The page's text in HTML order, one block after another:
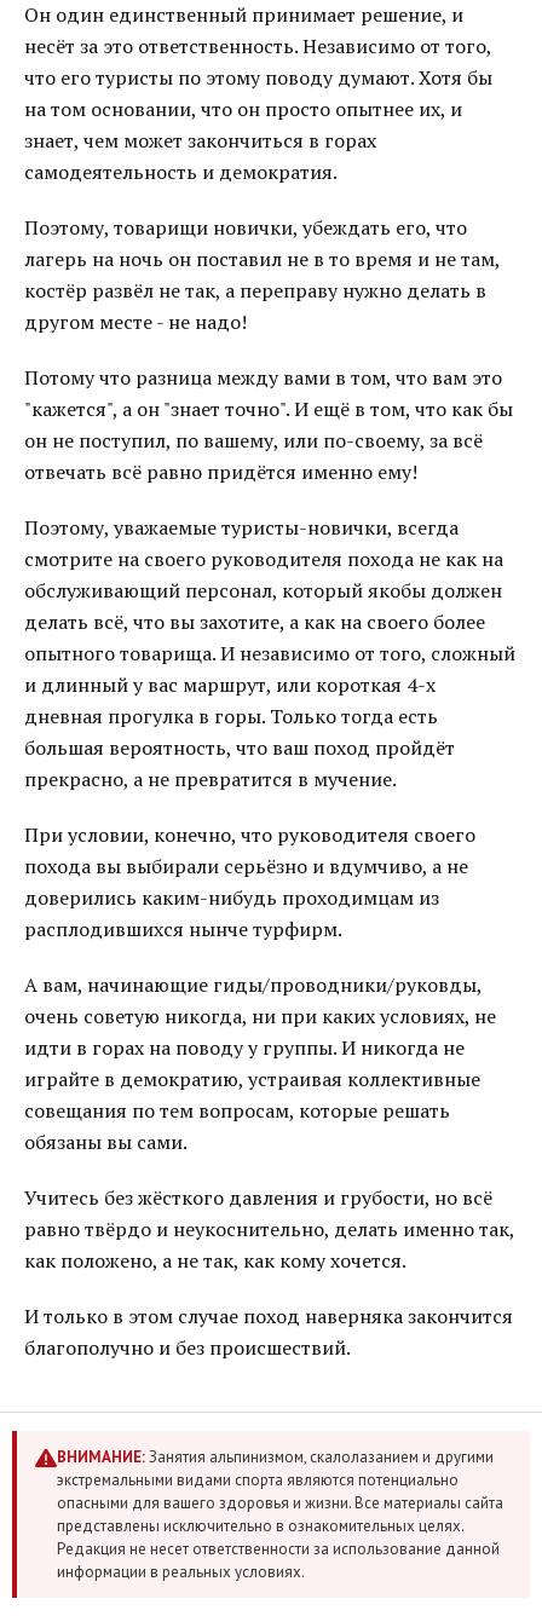
Он один единственный принимает решение, и
несёт за это ответственность. Независимо от того,
что его туристы по этому поводу думают. Хотя бы
на том основании, что он просто опытнее их, и
знает, чем может закончиться в горах
самодеятельность и демократия.
Поэтому, товарищи новички, убеждать его, что
лагерь на ночь он поставил не в то время и не там,
костёр развёл не так, а переправу нужно делать в
другом месте - не надо!
Потому что разница между вами в том, что вам это
"кажется", а он "знает точно". И ещё в том, что как бы
он не поступил, по вашему, или по-своему, за всё
отвечать всё равно придётся именно ему!
Поэтому, уважаемые туристы-новички, всегда
смотрите на своего руководителя похода не как на
обслуживающий персонал, который якобы должен
делать всё, что вы захотите, а как на своего более
опытного товарища. И независимо от того, сложный
и длинный у вас маршрут, или короткая 4-х
дневная прогулка в горы. Только тогда есть
большая вероятность, что ваш поход пройдёт
прекрасно, а не превратится в мучение.
При условии, конечно, что руководителя своего
похода вы выбирали серьёзно и вдумчиво, а не
доверились каким-нибудь проходимцам из
расплодившихся нынче турфирм.
А вам, начинающие гиды/проводники/руковды,
очень советую никогда, ни при каких условиях, не
идти в горах на поводу у группы. И никогда не
играйте в демократию, устраивая коллективные
совещания по тем вопросам, которые решать
обязаны вы сами.
Учитесь без жёсткого давления и грубости, но всё
равно твёрдо и неукоснительно, делать именно так,
как положено, а не так, как кому хочется.
И только в этом случае поход наверняка закончится
благополучно и без происшествий.
ВНИМАНИЕ:Занятия альпинизмом, скалолазанием и другими
экстремальными видами спорта являются потенциально
опасными для вашего здоровья и жизни. Все материалы сайта
представлены исключительно в ознакомительных целях.
Редакция не несет ответственности за использование данной
информации в реальных условиях.